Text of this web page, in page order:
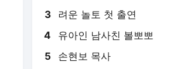
3 려운 놀토 첫 출연
4 유아인 남사친 볼뽀뽀
5 손현보 목사